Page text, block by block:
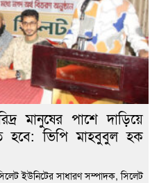
মানুষের পাশে দাড়িয়ে
হবে: ভিপি মাহবুবুল হক
ইউনিটের সাধারণ সম্পাদক, সিলেট